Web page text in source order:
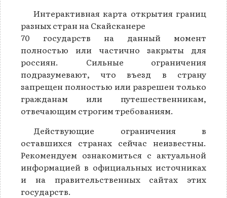
Интерактивная карта открытия границ
разных стран на Скайсканере
70 государств на данный момент
полностью или частично закрыты для
россиян. Сильные ограничения
подразумевают, что въезд в страну
запрещен полностью или разрешен только
гражданам или путешественникам,
отвечающим строгим требованиям.
Действующие ограничения в
оставшихся странах сейчас неизвестны.
Рекомендуем ознакомиться с актуальной
информацией в официальных источниках
и на правительственных сайтах этих
государств.